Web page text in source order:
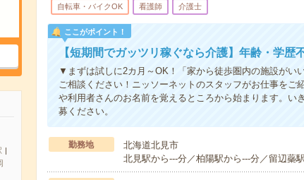
自転車・バイクOK 看護師 介護士
ここがポイント！
【短期間でガッツリ稼ぐなら介護】年齢・学歴
▼まずは試しに2カ月～OK！「家から徒歩圏内の施設がい
ご相談ください！ニッソーネットのスタッフがお仕事を
や利用者さんのお名前を覚えるところから始まります。い
募ください。
勤務地
北海道北見市
北見駅から---分／柏陽駅から---分／留辺蘂